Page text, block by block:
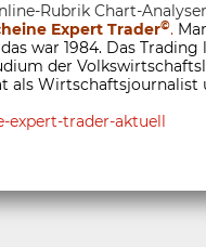
Rubrik Chart-
Expert Trader©.
war 1984. Das
der
Wirtschaftsjournalist
expert-trader-aktuell